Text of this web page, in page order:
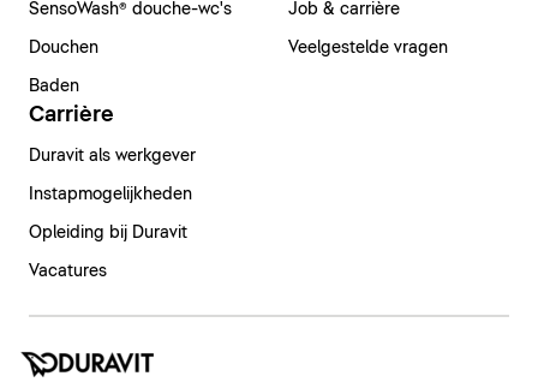
SensoWash® douche-wc's
Douchen
Baden
Job & carrière
Veelgestelde vragen
Carrière
Duravit als werkgever
Instapmogelijkheden
Opleiding bij Duravit
Vacatures